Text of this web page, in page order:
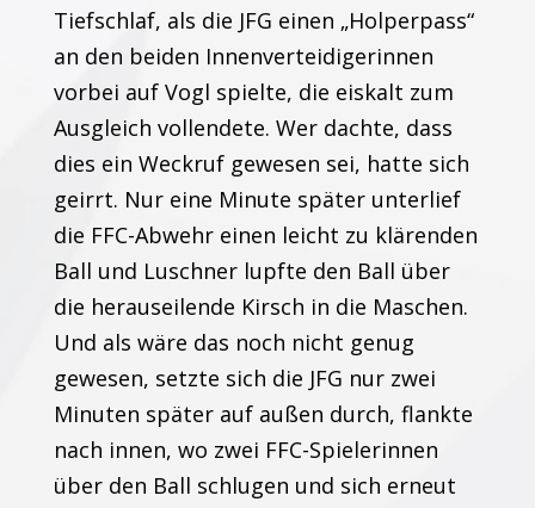
Tiefschlaf, als die JFG einen „Holperpass“
an den beiden Innenverteidigerinnen
vorbei auf Vogl spielte, die eiskalt zum
Ausgleich vollendete. Wer dachte, dass
dies ein Weckruf gewesen sei, hatte sich
geirrt. Nur eine Minute später unterlief
die FFC-Abwehr einen leicht zu klärenden
Ball und Luschner lupfte den Ball über
die herauseilende Kirsch in die Maschen.
Und als wäre das noch nicht genug
gewesen, setzte sich die JFG nur zwei
Minuten später auf außen durch, flankte
nach innen, wo zwei FFC-Spielerinnen
über den Ball schlugen und sich erneut